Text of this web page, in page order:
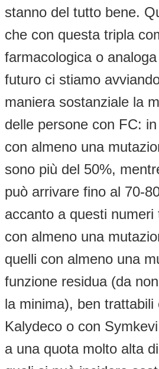
stanno del tutto bene.
che con questa tripla
farmacologica o
futuro ci stiamo
maniera sostanziale la
delle persone con FC:
con almeno una
sono più del 50%,
può arrivare fino al 70-
accanto a questi numeri
con almeno una
quelli con almeno una
funzione residua (da
la minima), ben
Kalydeco o con
a una quota molto alta